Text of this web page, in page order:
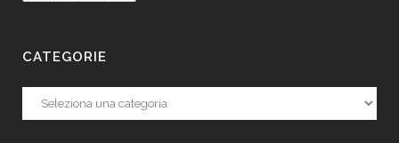
CATEGORIE
Categorie